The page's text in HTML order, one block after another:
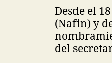
Desde el
(Nafin) y
del